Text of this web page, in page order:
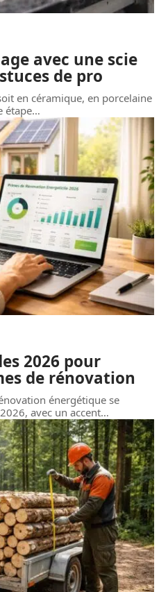
avec une scie
de pro
en céramique, en porcelaine
étape…
2026 pour
de rénovation
énergétique se
avec un accent…